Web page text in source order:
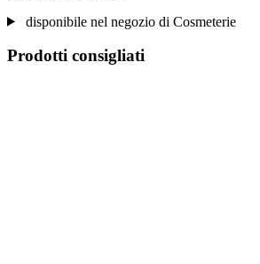
disponibile nel negozio di Cosmeterie
Prodotti consigliati